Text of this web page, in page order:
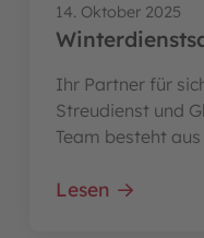
14. Oktober 2025
Ihr Partner für
Streudienst und
Team besteht aus
Lesen